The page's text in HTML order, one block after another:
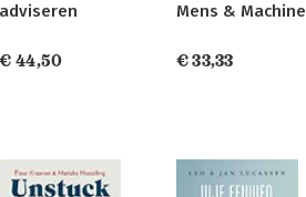
adviseren
€ 44,50
Mens & Machine
€ 33,33